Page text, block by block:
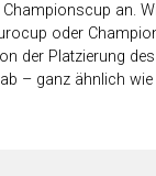
an.
oder
der Platzierung
– ganz ähnlich wie